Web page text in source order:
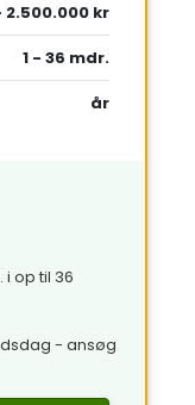
2.500.000 kr
1 - 36 mdr.
år
i op til 36
- ansøg